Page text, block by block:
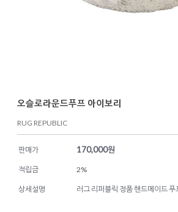
오슬로라운드푸프 아이보리
RUG REPUBLIC
판매가 170,000원
적립금 2%
상세설명 러그 리퍼블릭 정품 핸드메이드 푸